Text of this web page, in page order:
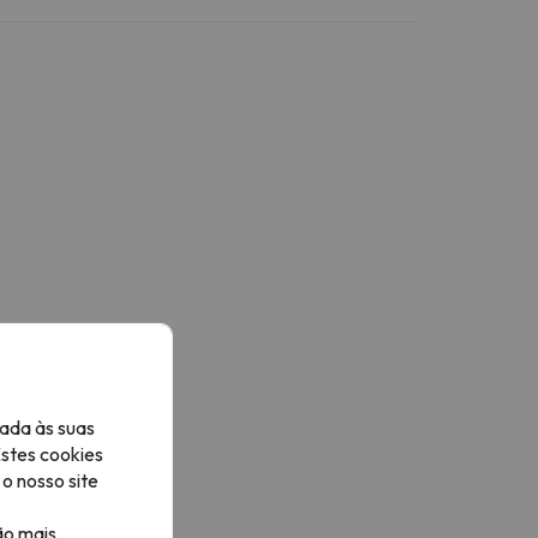
às suas
cookies
nosso site
mais